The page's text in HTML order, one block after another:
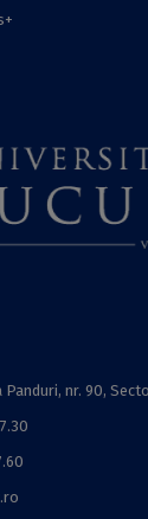
Panduri, nr. 90,